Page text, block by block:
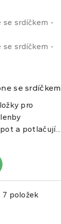
se srdíčkem
pro
a potlačují...
7 položek